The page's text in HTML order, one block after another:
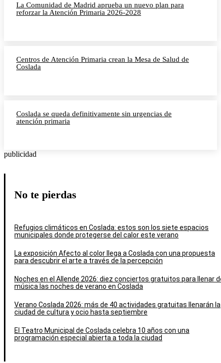
La Comunidad de Madrid aprueba un nuevo plan para
reforzar la Atención Primaria 2026-2028
Centros de Atención Primaria crean la Mesa de Salud de
Coslada
Coslada se queda definitivamente sin urgencias de
atención primaria
publicidad
No te pierdas
Refugios climáticos en Coslada: estos son los siete espacios
municipales donde protegerse del calor este verano
La exposición Afecto al color llega a Coslada con una propuesta
para descubrir el arte a través de la percepción
Noches en el Allende 2026: diez conciertos gratuitos para llenar
música las noches de verano en Coslada
Verano Coslada 2026: más de 40 actividades gratuitas llenarán la
ciudad de cultura y ocio hasta septiembre
El Teatro Municipal de Coslada celebra 10 años con una
programación especial abierta a toda la ciudad